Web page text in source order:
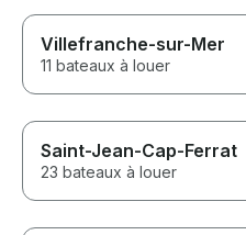
Villefranche-sur-Mer
11 bateaux à louer
Saint-Jean-Cap-Ferrat
23 bateaux à louer